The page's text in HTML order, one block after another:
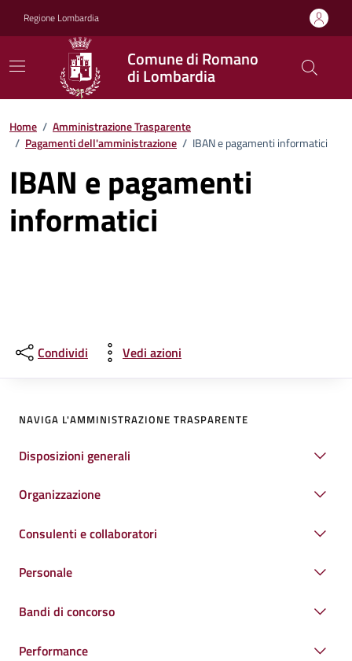
Regione Lombardia
Comune di Romano
di Lombardia
Home / Amministrazione Trasparente
/ Pagamenti dell'amministrazione / IBAN e pagamenti informatici
IBAN e pagamenti
informatici
Condividi Vedi azioni
NAVIGA L'AMMINISTRAZIONE TRASPARENTE
Disposizioni generali
Organizzazione
Consulenti e collaboratori
Personale
Bandi di concorso
Performance